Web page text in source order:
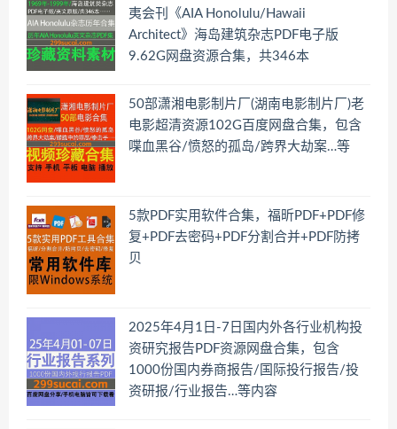
夷会刊《AIA Honolulu/Hawaii
Architect》海岛建筑杂志PDF电子版
9.62G网盘资源合集，共346本
50部潇湘电影制片厂(湖南电影制片厂)老
电影超清资源102G百度网盘合集，包含
喋血黑谷/愤怒的孤岛/跨界大劫案…等
5款PDF实用软件合集，福昕PDF+PDF修
复+PDF去密码+PDF分割合并+PDF防拷
贝
2025年4月1日-7日国内外各行业机构投
资研究报告PDF资源网盘合集，包含
1000份国内券商报告/国际投行报告/投
资研报/行业报告…等内容